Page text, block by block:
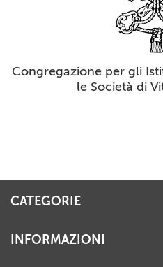
Congregazione per gli
le Società di
CATEGORIE
INFORMAZIONI